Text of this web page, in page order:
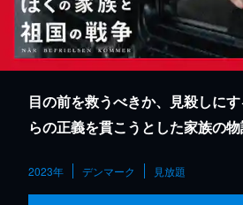
目の前を救うべきか、見殺しに
らの正義を貫こうとした家族の
2023年 デンマーク 見放題